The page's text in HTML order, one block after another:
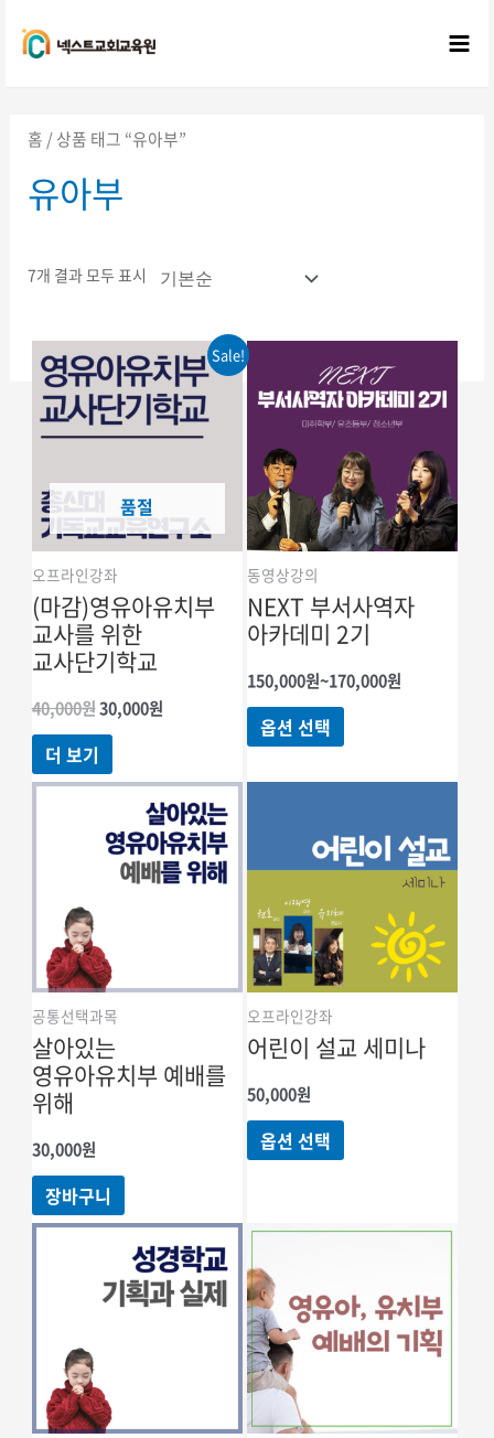
건너뛰기
홈 / 상품 태그 “유아부”
유아부
7개 결과 모두 표시
Sale!
품절
오프라인강좌
(마감)영유아유치부
교사를 위한
교사단기학교
40,000원원래
가격:
30,000원현재
더 보기
동영상강의
NEXT 부서사역자
아카데미 2기
150,000원~170,000원가격
옵션 선택
여러
상품
상품에
있습니다.
페이지에서
옵션을
선택할
있습니다
공통선택과목
살아있는
영유아유치부 예배를
위해
30,000원
장바구니
오프라인강좌
어린이 설교 세미나
50,000원
옵션 선택
여러
상품
상품
페이지에서
수